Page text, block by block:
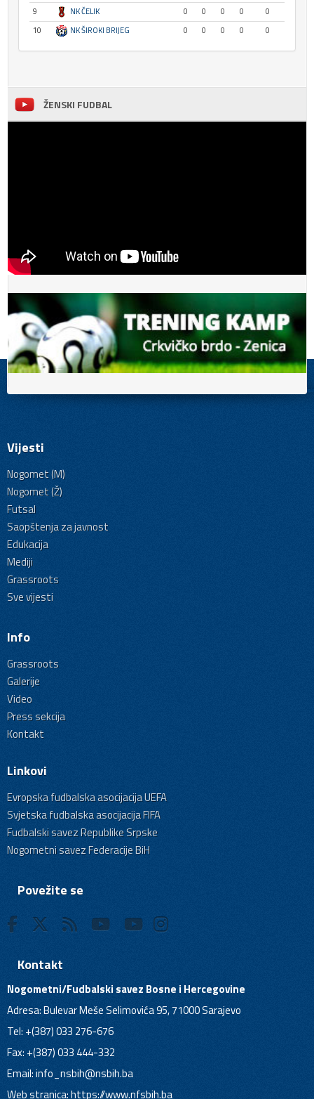
9
NK ČELIK 0 0 0 0
0
10
NK ŠIROKI BRIJEG 0 0 0 0 0
ŽENSKI FUDBAL
Vijesti
Nogomet (M)
Nogomet (Ž)
Futsal
Saopštenja za javnost
Edukacija
Mediji
Grassroots
Sve vijesti
Info
Grassroots
Galerije
Video
Press sekcija
Kontakt
Linkovi
Evropska fudbalska asocijacija UEFA
Svjetska fudbalska asocijacija FIFA
Fudbalski savez Republike Srpske
Nogometni savez Federacije BiH
Povežite se
Kontakt
Nogometni/Fudbalski savez Bosne i Hercegovine
Adresa: Bulevar Meše Selimovića 95, 71000 Sarajevo
Tel: +(387) 033 276-676
Fax: +(387) 033 444-332
Email:info_nsbih@nsbih.ba
Web stranica: https://www.nfsbih.ba